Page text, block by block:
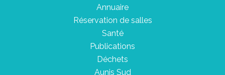
Annuaire
Réservation de salles
Santé
Publications
Déchets
Aunis Sud